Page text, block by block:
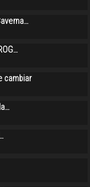
cambiar